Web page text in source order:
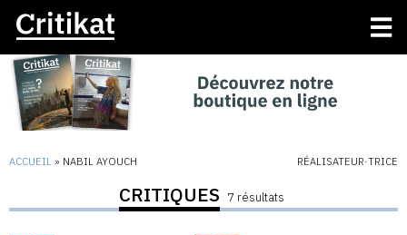
ACCUEIL » NABIL AYOUCH RÉALISATEUR·TRICE
CRITIQUES 7 résultats